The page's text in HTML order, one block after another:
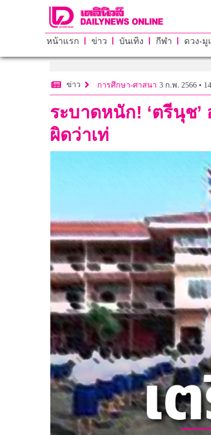
หน้าแรก ข่าว บันเทิง กีฬา ดวง-มู
ข่าว การศึกษา-ศาสนา 3 ก.พ. 2566 •
ระบาดหนัก! ‘ตรีนุช
ผิดว่าเท่